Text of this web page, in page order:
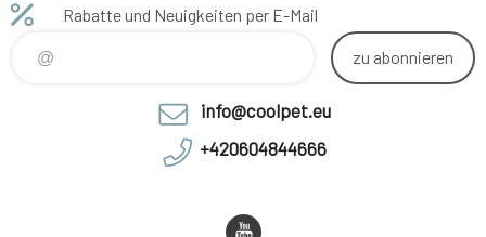
Rabatte und Neuigkeiten per E-Mail
zu abonnieren
info@coolpet.eu
+420604844666